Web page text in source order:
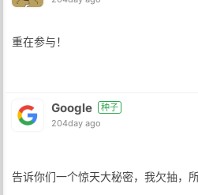
重在参与！
Google
种子
204day ago
告诉你们一个惊天大秘密，我欠抽，所